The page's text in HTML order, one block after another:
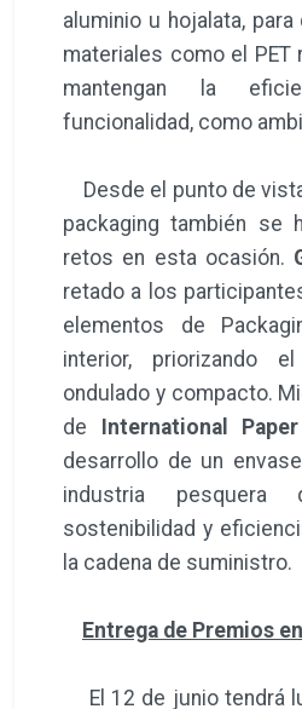
aluminio u hojalata,
materiales como el PET
mantengan la
funcionalidad, como
Desde el punto de
packaging también se
retos en esta ocasión.
retado a los
elementos de
interior, priorizando
ondulado y compacto.
de International Paper
desarrollo de un
industria
sostenibilidad y
la cadena de suministro.
Entrega de Premios
El 12 de junio tendrá